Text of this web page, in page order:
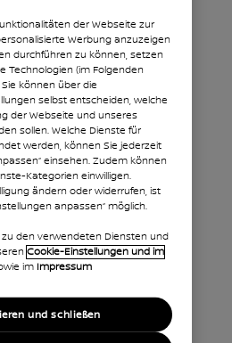
MM
der Webseite zur
Werbung anzuzeigen
durchführen zu können, setzen
Technologien (im Folgenden
Sie können über die
selbst entscheiden, welche
der Webseite und unseres
sollen. Welche Dienste für
werden, können Sie jederzeit
einsehen. Zudem können
Kategorien einwilligen.
ändern oder widerrufen, ist
anpassen“ möglich.
den verwendeten Diensten und
Cookie-Einstellungen und im
im Impressum
und schließen